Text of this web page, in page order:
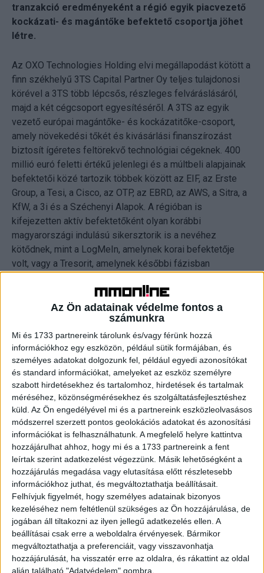
Az Ön adatainak védelme fontos a
számunkra
Mi és 1733 partnereink tárolunk és/vagy férünk hozzá
információkhoz egy eszközön, például sütik formájában, és
személyes adatokat dolgozunk fel, például egyedi azonosítókat
és standard információkat, amelyeket az eszköz személyre
szabott hirdetésekhez és tartalomhoz, hirdetések és tartalmak
méréséhez, közönségmérésekhez és szolgáltatásfejlesztéshez
küld. Az Ön engedélyével mi és a partnereink eszközleolvasásos
módszerrel szerzett pontos geolokációs adatokat és azonosítási
információkat is felhasználhatunk. A megfelelő helyre kattintva
hozzájárulhat ahhoz, hogy mi és a 1733 partnereink a fent
leírtak szerint adatkezelést végezzünk. Másik lehetőségként a
hozzájárulás megadása vagy elutasítása előtt részletesebb
információkhoz juthat, és megváltoztathatja beállításait.
Felhívjuk figyelmét, hogy személyes adatainak bizonyos
kezeléséhez nem feltétlenül szükséges az Ön hozzájárulása, de
jogában áll tiltakozni az ilyen jellegű adatkezelés ellen. A
beállításai csak erre a weboldalra érvényesek. Bármikor
megváltoztathatja a preferenciáit, vagy visszavonhatja
hozzájárulását, ha visszatér erre az oldalra, és rákattint az oldal
alján található "Adatvédelem" gombra.
tranzakció eredményeként a régió egyik piacvezető
kockázati- és magántőke befektető csoportja jöhet
létre.
Az OXO Technologies Holding elvi megállapodást kötött a
finn székhelyű 3TS Capital Partner Oy teljes tulajdonosi
körével a 3TS több lépcsős, részleges felváráslásáról,
majd a két cégcsoport egyesítéséről. A 3TS az egyik
vezető európai magántőke- és kockázatitőke-csoport,
amely növekedési tőkét és kivásárlási finanszírozást
biztosít ígéretes feltörekvő technológiai cégeknek. 400
millió euró feletti értékű jelenlegi és a múltbeli alapjainak
befektetői közé tartozik többek között az EIF, az Erste
Group, a Tesi, a Cisco, az OTP, az EBRD, az AWS, a Sitra, a
KfW, a 3i és a Széchenyi Alapok. A régióban is
kifejezetten aktív befektetőként olyan korábbi
magyarországi indulású sikersztorik is a nevéhez
kötődnek, mint a LogMeIn, amelynek korai befektetője
volt, vagy a Tresorit, amelynek későbbi fázisban
A felek megegyezése alapján a tervezett tranzakció első
lépéseként az OXO Technologies Holding a szükséges
pénzügyi és jogi átvilágítások elvégeztével részvény
adásvétel keretében kisebbségi részesedést szerez a
3TS-ben, előreláthatólag 2024. augusztus végéig. Ezt
követően kerülhet sor arra, hogy az OXO Technologies
többségi, majd 100%-os tulajdont szerezzen a 3TS-ben
2025 során, illetve 2026 végéig bezárólag. Ezen további
tranzakciók során az OXO Technologies részben
részvény adásvétel, részben részvénycsere keretében
szerezhet részesedéseket a 3TS-ben oly módon, hogy az
összes adásvétel keretében megszerzett részesedés
nem haladja meg a 3TS 52%-os tulajdoni hányadát és a
fennmaradó tulajdonrészeket a 3TS tulajdonosai az OXO
Technologiesba apportálják. Mindezek eredményeként a
3TS jelenlegi tulajdonosi köre stratégiai részvényessé
válik az OXO Technologies Holdingban. Az ilyen módon
egyesített cégcsoport képes lehet befektetési
aktivitásának és kezelt vagyonának további jelentős